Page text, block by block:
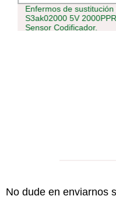
Enfermos de
S3ak02000 5V
Sensor Codificador.
No dude en enviarnos